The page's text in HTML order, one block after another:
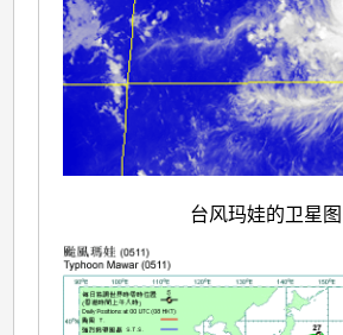
台风玛娃的卫星图